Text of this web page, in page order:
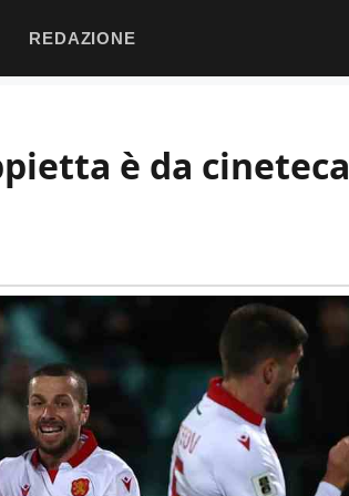
REDAZIONE
è da cineteca